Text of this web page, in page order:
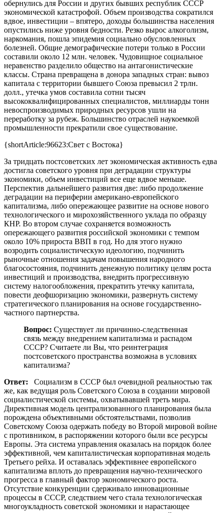
обернулись для России и других бывших республик СССР
экономической катастрофой. Объем производства сократился
вдвое, инвестиции – впятеро, доходы большинства населения
опустились ниже уровня бедности. Резко вырос алкоголизм,
наркомания, пошла эпидемия социально обусловленных
болезней. Общие демографические потери только в России
составили около 12 млн. человек. Чудовищное социальное
неравенство разделило общество на антагонистические
классы. Страна превращена в донора западных стран: вывоз
капитала с территории бывшего Союза превысил 2 трлн.
долл., утечка умов составила сотни тысяч
высококвалифицированных специалистов, миллиарды тонн
невоспроизводимых природных ресурсов ушли на
переработку за рубеж. Большинство отраслей наукоемкой
промышленности прекратили свое существование.
{shortArticle:96623:Свет с Востока}
За тридцать постсоветских лет экономическая активность едва
достигла советского уровня при деградации структуры
экономики, объем инвестиций все еще вдвое меньше.
Перспектив дальнейшего развития две: либо продолжение
деградации на периферии американо-европейского
капитализма, либо опережающее развитие на основе нового
технологического и мирохозяйственного уклада по образцу
КНР. Во втором случае сохраняется возможность
опережающего развития российской экономики с темпом
около 10% прироста ВВП в год. Но для этого нужно
возродить социалистическую идеологию, подчинить
рыночные отношения задачам повышения народного
благосостояния, подчинить денежную политику целям роста
инвестиций и производства, внедрить прогрессивную
систему налогообложения, прекратить утечку капитала,
повести деофшоризацию экономики, развернуть систему
стратегического планирования на основе государственно-
частного партнерства.
Вопрос: Существует ли причинно-следственная
связь между внедрением капитализма и распадом
СССР? Считаете ли Вы, что реинтеграция
постсоветского пространства возможна в условиях
капитализма?
Ответ: Социализм в СССР был очевидной реальностью так
же, как ведущая роль Советского Союза в создании мировой
социалистической системы, охватывавшей треть мира.
Директивная модель централизованного планирования была
порождена объективными обстоятельствами, позволив
Советскому Союза одержать победу во Второй мировой войне
с противником, в распоряжении которого были все ресурсы
Европы. Эта система управления оказалась на порядок более
эффективной, чем капиталистическая корпоративная модель
Третьего рейха. И оставалась эффективнее европейского
капитализма вплоть до превращения научно-технического
прогресса в главный фактор экономического роста.
Отсутствие конкуренции сдерживало инновационные
процессы в СССР, следствием чего стала технологическая
многоукладность советской экономики и нарастающее